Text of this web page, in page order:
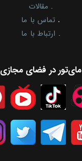
. مقالات
. تماس با ما
. ارتباط با ما
مای‌تور در فضای مجازی